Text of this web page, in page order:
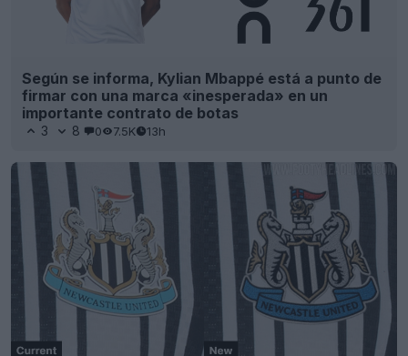
Según se informa, Kylian Mbappé está a punto de
firmar con una marca «inesperada» en un
importante contrato de botas
3 8 0 7.5K 13h